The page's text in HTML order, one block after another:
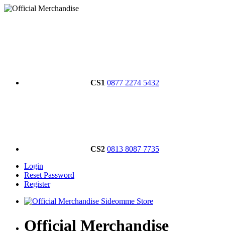
CS1 0877 2274 5432
CS2 0813 8087 7735
Login
Reset Password
Register
Official Merchandise